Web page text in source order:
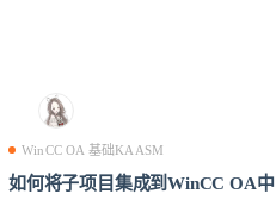
WinCC OA 基础KAASM
如何将子项目集成到WinCC OA中